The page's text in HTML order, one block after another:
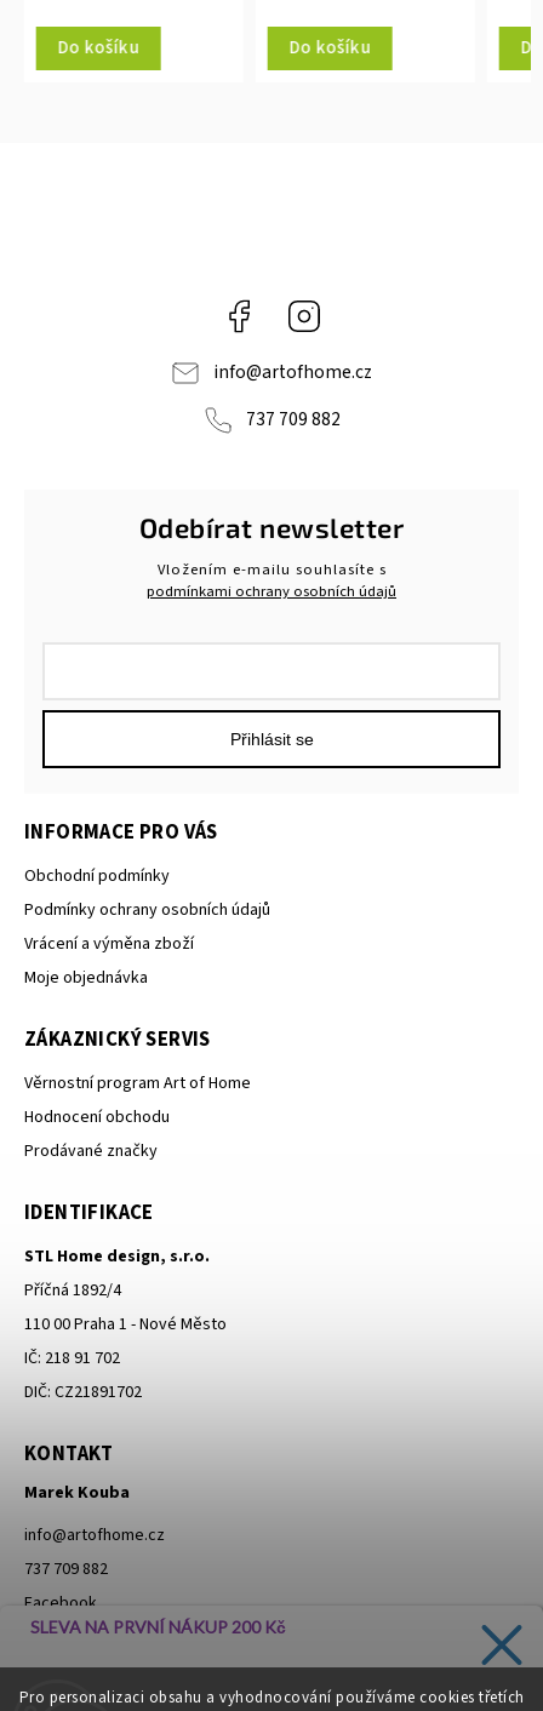
Pro personalizaci obsahu a vyhodnocování používáme cookies třetích
Do košíku Do košíku
Facebook
info@artofhome.cz
737 709 882
Odebírat newsletter
Vložením e-mailu souhlasíte s
podmínkami ochrany osobních údajů
Přihlásit se
INFORMACE PRO VÁS
Obchodní podmínky
Podmínky ochrany osobních údajů
Vrácení a výměna zboží
Moje objednávka
ZÁKAZNICKÝ SERVIS
Věrnostní program Art of Home
Hodnocení obchodu
Prodávané značky
IDENTIFIKACE
STL Home design, s.r.o.
Příčná 1892/4
110 00 Praha 1 - Nové Město
IČ: 218 91 702
DIČ: CZ21891702
KONTAKT
Marek Kouba
info@artofhome.cz
737 709 882
Facebook
Instagram
SLEVA NA PRVNÍ NÁKUP 200 Kč
slevách přímo do vaší schránky!